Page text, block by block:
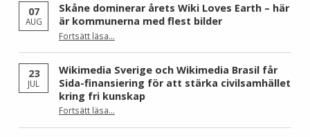
07
AUG
Skåne dominerar årets Wiki Loves Earth – här
är kommunerna med flest bilder
Fortsätt läsa“Skåne dominerar årets Wiki Loves Earth – här är kommunerna med flest bilder”
…
23
JUL
Wikimedia Sverige och Wikimedia Brasil får
Sida-finansiering för att stärka civilsamhället
kring fri kunskap
Fortsätt läsa“Wikimedia Sverige och Wikimedia Brasil får Sida-finansiering för att stärka civilsamhället kring fri kunskap”
…